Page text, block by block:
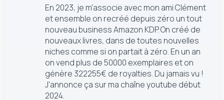
En 2023, je m'associe avec mon ami Clément
et ensemble on recréé depuis zéro un tout
nouveau business Amazon KDP. On créé de
nouveaux livres, dans de toutes nouvelles
niches comme si on partait à zéro. En un an
on vend plus de 50000 exemplaires et on
génère 322255€ de royalties. Du jamais vu !
J'annonce ça sur ma chaîne youtube début
2024.